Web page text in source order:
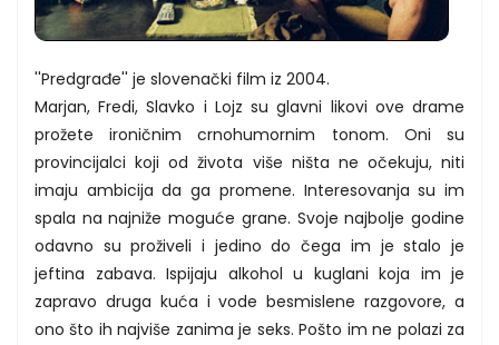
''Predgrađe'' je slovenački film iz 2004.
Marjan, Fredi, Slavko i Lojz su glavni likovi ove drame
prožete ironičnim crnohumornim tonom. Oni su
provincijalci koji od života više ništa ne očekuju, niti
imaju ambicija da ga promene. Interesovanja su im
spala na najniže moguće grane. Svoje najbolje godine
odavno su proživeli i jedino do čega im je stalo je
jeftina zabava. Ispijaju alkohol u kuglani koja im je
zapravo druga kuća i vode besmislene razgovore, a
ono što ih najviše zanima je seks. Pošto im ne polazi za